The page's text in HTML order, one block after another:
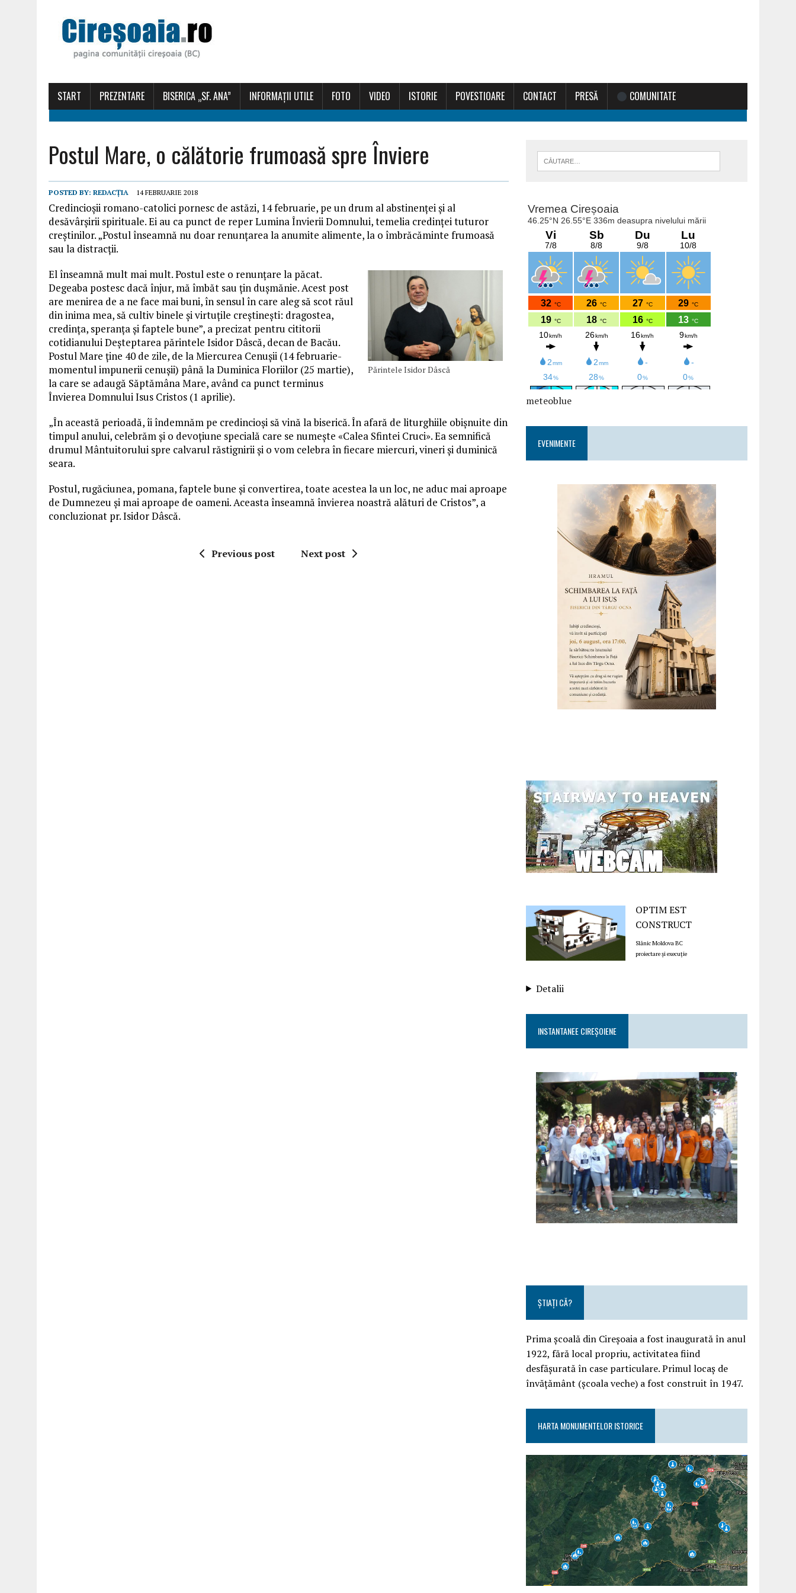
START PREZENTARE BISERICA „SF. ANA” INFORMAȚII UTILE FOTO VIDEO ISTORIE POVESTIOARE CONTACT PRESĂ COMUNITATE
Postul Mare, o călătorie frumoasă spre Înviere
POSTED BY: REDACȚIA 14 FEBRUARIE 2018
Credincioşii romano-catolici pornesc de astăzi, 14 februarie, pe un drum al abstinenţei şi al
desăvârşirii spirituale. Ei au ca punct de reper Lumina Învierii Domnului, temelia credinţei tuturor
creştinilor. „Postul înseamnă nu doar renunţarea la anumite alimente, la o îmbrăcăminte frumoasă
sau la distracţii.
Părintele Isidor Dâscă
El înseamnă mult mai mult. Postul este o renunţare la păcat.
Degeaba postesc dacă înjur, mă îmbăt sau ţin duşmănie. Acest post
are menirea de a ne face mai buni, în sensul în care aleg să scot răul
din inima mea, să cultiv binele şi virtuţile creştineşti: dragostea,
credinţa, speranţa şi faptele bune”, a precizat pentru cititorii
cotidianului Deşteptarea părintele Isidor Dâscă, decan de Bacău.
Postul Mare ţine 40 de zile, de la Miercurea Cenuşii (14 februarie-
momentul impunerii cenușii) până la Duminica Floriilor (25 martie),
la care se adaugă Săptămâna Mare, având ca punct terminus
Învierea Domnului Isus Cristos (1 aprilie).
„În această perioadă, îi îndemnăm pe credincioşi să vină la biserică. În afară de liturghiile obişnuite din
timpul anului, celebrăm şi o devoţiune specială care se numeşte «Calea Sfintei Cruci». Ea semnifică
drumul Mântuitorului spre calvarul răstignirii şi o vom celebra în fiecare miercuri, vineri şi duminică
seara.
Postul, rugăciunea, pomana, faptele bune şi convertirea, toate acestea la un loc, ne aduc mai aproape
de Dumnezeu şi mai aproape de oameni. Aceasta înseamnă învierea noastră alături de Cristos”, a
concluzionat pr. Isidor Dâscă.
Previous post Next post
meteoblue
EVENIMENTE
OPTIM EST
CONSTRUCT
Slănic Moldova BC
proiectare și execuție
Detalii
INSTANTANEE CIREȘOIENE
ȘTIAȚI CĂ?
Prima școală din Cireșoaia a fost inaugurată în anul
1922, fără local propriu, activitatea fiind
desfășurată în case particulare. Primul locaș de
învățământ (școala veche) a fost construit în 1947.
HARTA MONUMENTELOR ISTORICE